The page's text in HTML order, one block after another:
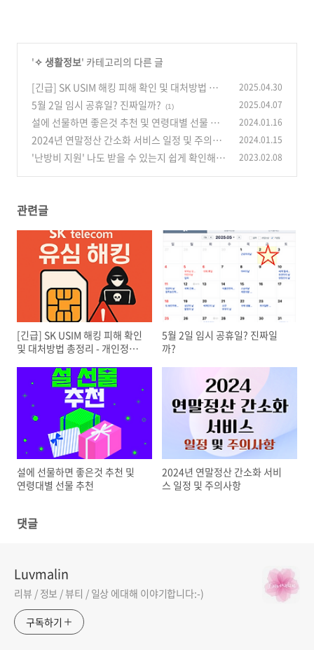
'✧ 생활정보' 카테고리의 다른 글
[긴급] SK USIM 해킹 피해 확인 및 대처방법 총
정리 - 개인정보 보호를 위한 필수 가이드
2025.04.30
5월 2일 임시 공휴일? 진짜일까? (1) 2025.04.07
설에 선물하면 좋은것 추천 및 연령대별 선물 추
천 (0)
2024.01.16
2024년 연말정산 간소화 서비스 일정 및 주의사
항
(0)
2024.01.15
'난방비 지원' 나도 받을 수 있는지 쉽게 확인해
2023.02.08
관련글
[긴급] SK USIM 해킹 피해 확인
및 대처방법 총정리 - 개인정보
5월 2일 임시 공휴일? 진짜일
까?
설에 선물하면 좋은것 추천 및
연령대별 선물 추천
2024년 연말정산 간소화 서비
스 일정 및 주의사항
댓글
Luvmalin
리뷰 / 정보 / 뷰티 / 일상 에대해 이야기합니다:-)
구독하기